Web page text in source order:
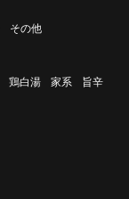
その他
鶏白湯 家系
旨辛